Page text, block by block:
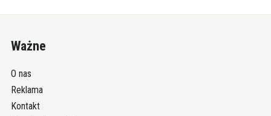
Ważne
O nas
Reklama
Kontakt